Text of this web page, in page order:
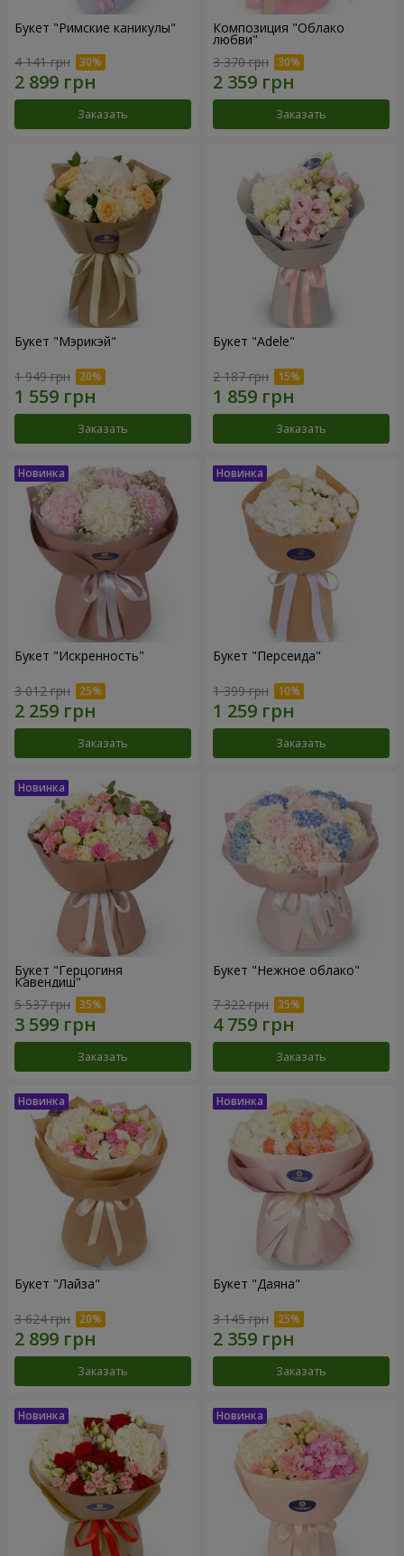
Букет "Римские каникулы"
4 141 грн
Заказать
Композиция "Облако
любви"
3 370 грн
Заказать
Букет "Мэрикэй"
1 949 грн
Заказать
Букет "Adele"
2 187 грн
Заказать
Букет "Искренность"
3 012 грн
Заказать
Букет "Персеида"
1 399 грн
Заказать
Букет "Герцогиня
Кавендиш"
5 537 грн
Заказать
Букет "Нежное облако"
7 322 грн
Заказать
Букет "Лайза"
3 624 грн
Заказать
Букет "Даяна"
3 145 грн
Заказать